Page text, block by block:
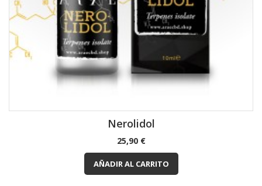
Nerolidol
Precio
25,90 €
AÑADIR AL CARRITO